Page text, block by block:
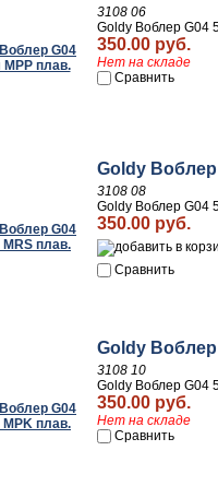
3108 06
Goldy Воблер G04
350.00 руб.
Нет на складе
Сравнить
Goldy
3108 08
Goldy Воблер G04
350.00 руб.
Сравнить
Goldy
3108 10
Goldy Воблер G04
350.00 руб.
Нет на складе
Сравнить